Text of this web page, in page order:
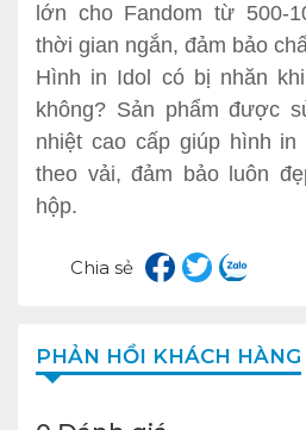
lớn cho Fandom từ 500-
thời gian ngắn, đảm bảo
Hình in Idol có bị nhăn
không? Sản phẩm được
nhiệt cao cấp giúp hình in
theo vải, đảm bảo luôn
hộp.
Chia sẻ
PHẢN HỒI KHÁCH HÀNG